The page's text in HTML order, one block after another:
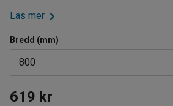
Läs mer
Bredd (mm)
800
300
619 kr